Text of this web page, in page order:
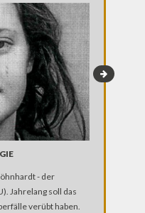
- der
Jahrelang soll das
verübt haben.